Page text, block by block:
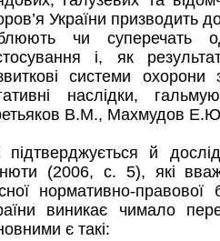
України призводить
чи суперечать
і, як
системи
наслідки,
В.М., Махмудов
підтверджується й
(2006, с. 5), які
нормативно-
виникає чимало
є такі: